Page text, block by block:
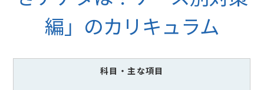
編」のカリキュラム
科目 ・主な項目